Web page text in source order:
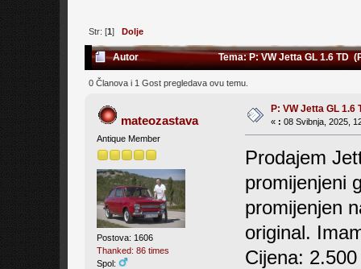
Str: [1] Dolje
Autor Tema: P: VW Jetta GL 1.6 TD
0 Članova i 1 Gost pregledava ovu temu.
mateozastava
Antique Member
Postova: 1606
Thanked: 86 times
Spol:
P: VW Jetta GL 1.6
« : 08 Svibnja, 2025,
Prodajem
promijenjeni
promijenjen
original.
Cijena: